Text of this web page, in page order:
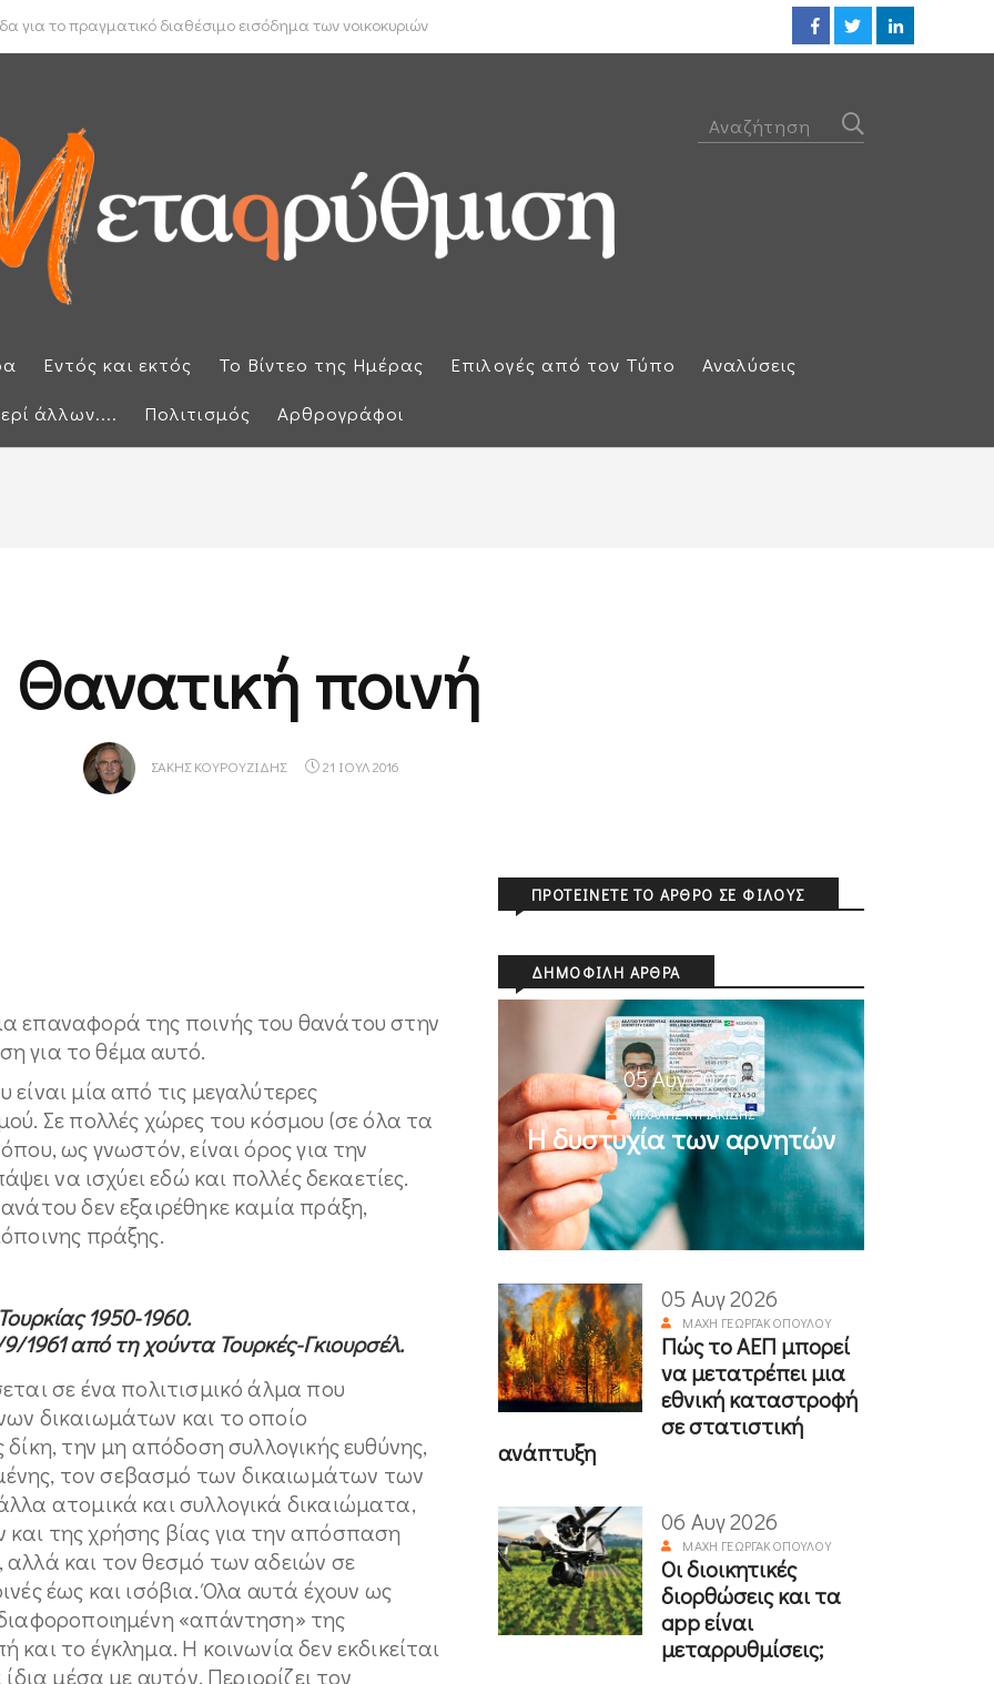
για το πραγματικό διαθέσιμο εισόδημα των νοικοκυριών
έλαβε η 46χρονη που κατηγορείται για τη φονική επίθεση στη ... Ιράν και Ομάν συμφώνησαν
Εντός και εκτός Το Βίντεο της Ημέρας Επιλογές από τον Τύπο
Αναλύσεις
άλλων.... Πολιτισμός Αρθρογράφοι
Θανατική ποινή
ΣΆΚΗΣ ΚΟΥΡΟΥΖΊΔΗΣ 21 ΙΟΥΛ 2016
επαναφορά της ποινής του θανάτου στην
για το θέμα αυτό.
μία από τις μεγαλύτερες
Σε πολλές χώρες του κόσμου (σε όλα τα
ως γνωστόν, είναι όρος για την
να ισχύει εδώ και πολλές δεκαετίες.
δεν εξαιρέθηκε καμία πράξη,
πράξης.
1950-1960.
1961 από τη χούντα Τουρκές-Γκιουρσέλ.
σε ένα πολιτισμικό άλμα που
δικαιωμάτων και το οποίο
την μη απόδοση συλλογικής ευθύνης,
τον σεβασμό των δικαιωμάτων των
ατομικά και συλλογικά δικαιώματα,
της χρήσης βίας για την απόσπαση
και τον θεσμό των αδειών σε
έως και ισόβια. Όλα αυτά έχουν ως
«απάντηση» της
το έγκλημα. Η κοινωνία δεν εκδικείται
μέσα με αυτόν. Περιορίζει τον
ΠΡΟΤΕΊΝΕΤΕ ΤΟ ΆΡΘΡΟ ΣΕ ΦΊΛΟΥΣ
ΔΗΜΟΦΙΛΉ ΆΡΘΡΑ
05 Αυγ 2026
ΜΙΧΆΛΗΣ ΚΥΡΙΑΚΊΔΗΣ
Η δυστυχία των αρνητών
05 Αυγ 2026
ΜΆΧΗ ΓΕΩΡΓΑΚΟΠΟΎΛΟΥ
Πώς το ΑΕΠ μπορεί
να μετατρέπει μια
εθνική καταστροφή
σε στατιστική
ανάπτυξη
06 Αυγ 2026
ΜΆΧΗ ΓΕΩΡΓΑΚΟΠΟΎΛΟΥ
Οι διοικητικές
διορθώσεις και τα
app είναι
μεταρρυθμίσεις;